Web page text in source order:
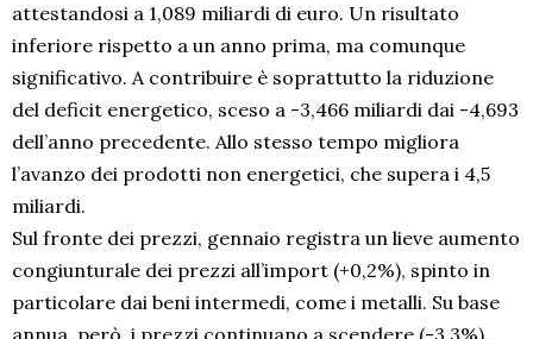
attestandosi a 1,089 miliardi di euro. Un risultato
inferiore rispetto a un anno prima, ma comunque
significativo. A contribuire è soprattutto la riduzione
del deficit energetico, sceso a -3,466 miliardi dai -4,693
dell’anno precedente. Allo stesso tempo migliora
l’avanzo dei prodotti non energetici, che supera i 4,5
miliardi.
Sul fronte dei prezzi, gennaio registra un lieve aumento
congiunturale dei prezzi all’import (+0,2%), spinto in
particolare dai beni intermedi, come i metalli. Su base